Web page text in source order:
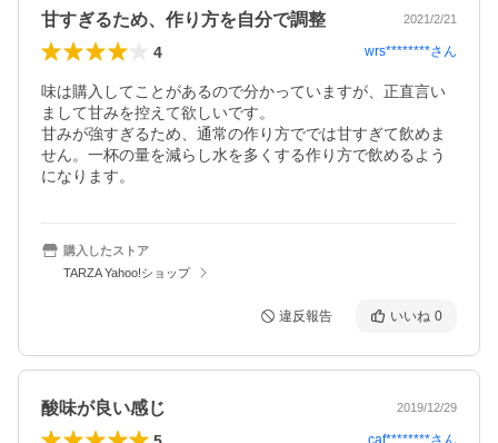
甘すぎるため、作り方を自分で調整 2021/2/21
4 wrs********さん
味は購入してことがあるので分かっていますが、正直言い
まして甘みを控えて欲しいです。
甘みが強すぎるため、通常の作り方ででは甘すぎて飲めま
せん。一杯の量を減らし水を多くする作り方で飲めるよう
になります。
購入したストア
TARZA Yahoo!ショップ
違反報告 いいね 0
酸味が良い感じ 2019/12/29
caf********さん